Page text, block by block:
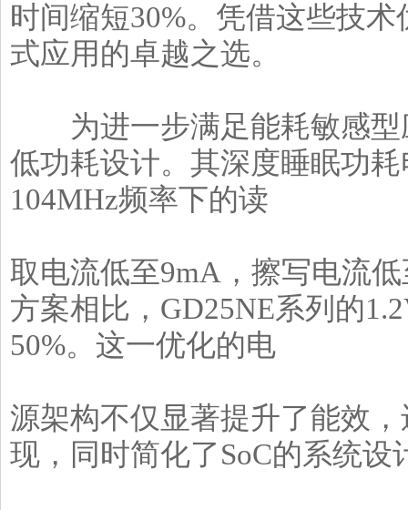
时间缩短30%。凭借这些技
式应用的卓越之选。
为进一步满足能耗敏感型
低功耗设计。其深度睡眠功
104MHz频率下的读
取电流低至9mA，擦写电流
方案相比，GD25NE系列的
50%。这一优化的电
源架构不仅显著提升了能效
现，同时简化了SoC的系统设